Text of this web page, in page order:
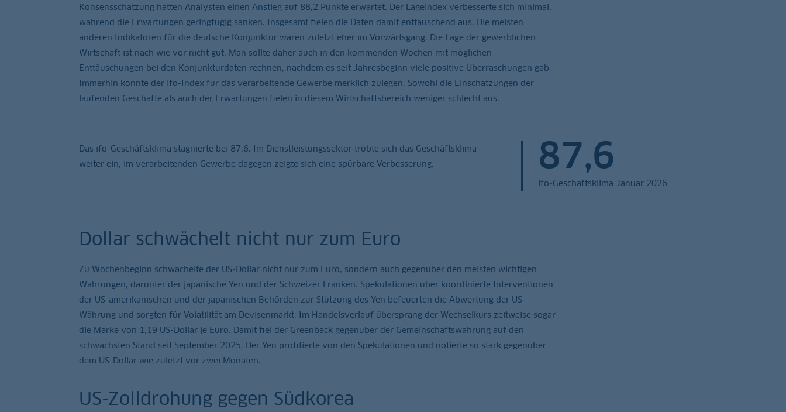
Konsensschätzung hatten Analysten einen Anstieg auf 88,2 Punkte erwartet. Der Lageindex verbesserte sich minimal,
während die Erwartungen geringfügig sanken. Insgesamt fielen die Daten damit enttäuschend aus. Die meisten
anderen Indikatoren für die deutsche Konjunktur waren zuletzt eher im Vorwärtsgang. Die Lage der gewerblichen
Wirtschaft ist nach wie vor nicht gut. Man sollte daher auch in den kommenden Wochen mit möglichen
Enttäuschungen bei den Konjunkturdaten rechnen, nachdem es seit Jahresbeginn viele positive Überraschungen gab.
Immerhin konnte der ifo-Index für das verarbeitende Gewerbe merklich zulegen. Sowohl die Einschätzungen der
laufenden Geschäfte als auch der Erwartungen fielen in diesem Wirtschaftsbereich weniger schlecht aus.
Das ifo-Geschäftsklima stagnierte bei 87,6. Im Dienstleistungssektor trübte sich das Geschäftsklima
weiter ein, im verarbeitenden Gewerbe dagegen zeigte sich eine spürbare Verbesserung.
87,6
ifo-Geschäftsklima Januar 2026
Dollar schwächelt nicht nur zum Euro
Zu Wochenbeginn schwächelte der US-Dollar nicht nur zum Euro, sondern auch gegenüber den meisten wichtigen
Währungen, darunter der japanische Yen und der Schweizer Franken. Spekulationen über koordinierte Interventionen
der US-amerikanischen und der japanischen Behörden zur Stützung des Yen befeuerten die Abwertung der US-
Währung und sorgten für Volatilität am Devisenmarkt. Im Handelsverlauf übersprang der Wechselkurs zeitweise sogar
die Marke von 1,19 US-Dollar je Euro. Damit fiel der Greenback gegenüber der Gemeinschaftswährung auf den
schwächsten Stand seit September 2025. Der Yen profitierte von den Spekulationen und notierte so stark gegenüber
dem US-Dollar wie zuletzt vor zwei Monaten.
US-Zolldrohung gegen Südkorea